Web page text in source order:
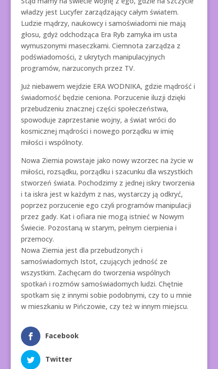
władzy jest Lucyfer zarządzający całym światem.
Ludzie mądrzy, naukowcy i samoświadomi nie mają
głosu, gdyż odchodząca Era Ryb zamyka im usta
wymuszonymi maseczkami. Ciemnota zarządza z
podświadomości, z ukrytych manipulacyjnych
programów, narzuconych przez TV.
Już niebawem wejdzie ERA WODNIKA, gdzie mądrość i
świadomość będzie ceniona. Porzucenie iluzji dzięki
przebudzeniu znacznej części społeczeństwa,
spowoduje zaprzestanie wojny, a świat wróci do
kosmicznej mądrości i nowego porządku w imię
miłości i wspólnoty.
Nowa Ziemia powstaje jako nowy wzorzec na życie w
miłości, rozsądku, porządku i szacunku dla wszystkich
stworzeń świata. Pochodzimy z jednej iskry tworzenia
i ta iskra jest w każdym z nas, wystarczy ją odkryć,
poprzez porzucenie ego czyli programów manipulacji
przez gady. Kat i ofiara nie mogą istnieć w Nowym
Świecie. Pozostaną w starym, pełnym cierpienia i
przemocy.
Nowa Ziemia jest dla przebudzonych i
samoświadomych Istot, czujących jedność ze
wszystkim. Zachęcam do tworzenia wspólnych
spotkań i rozmów samoświadomych ludzi. Chętnie
spotkam się z innymi sobie podobnymi, czy to u mnie
w mieszkaniu w Pińczowie, czy też w innym miejscu.
Facebook
Twitter